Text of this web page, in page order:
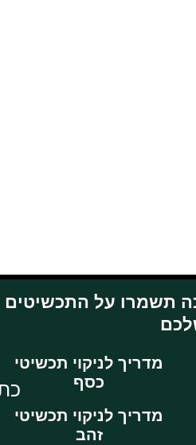
תשמרו על התכשיטים
מדריך לניקוי תכשיטי
כסף
מדריך לניקוי תכשיטי
זהב